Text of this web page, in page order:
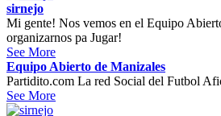
sirnejo
Mi gente! Nos vemos en el Equipo
organizarnos pa Jugar!
See More
Equipo Abierto de Manizales
Partidito.com La red Social del Futbol
See More